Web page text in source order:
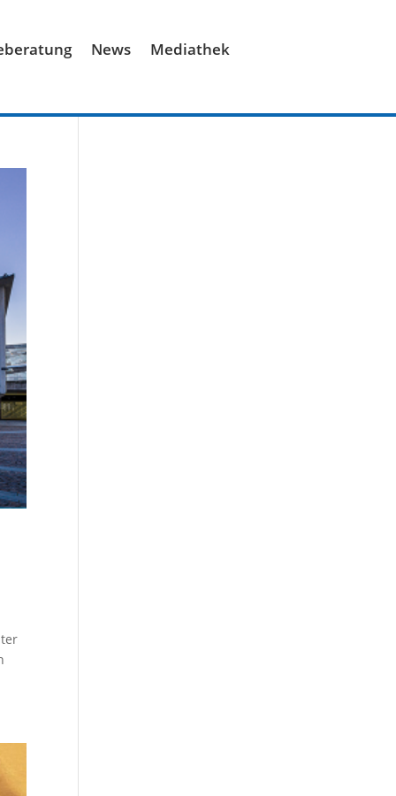
News Mediathek